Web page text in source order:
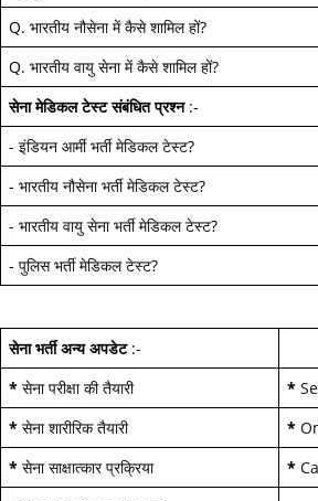
Q. भारतीय नौसेना में कैसे शामिल हों?
Q. भारतीय वायु सेना में कैसे शामिल हों?
सेना मेडिकल टेस्ट संबंधित प्रश्न:-
- इंडियन आर्मी भर्ती मेडिकल टेस्ट?
- भारतीय नौसेना भर्ती मेडिकल टेस्ट?
- भारतीय वायु सेना भर्ती मेडिकल टेस्ट?
- पुलिस भर्ती मेडिकल टेस्ट?
सेना भर्ती अन्य अपडेट:-
* सेना परीक्षा की तैयारी *
* सेना शारीरिक तैयारी *
* सेना साक्षात्कार प्रक्रिया *